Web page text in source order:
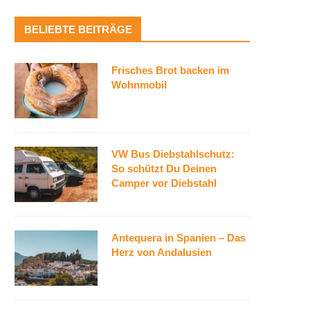
BELIEBTE BEITRÄGE
Frisches Brot backen im
Wohnmobil
VW Bus Diebstahlschutz:
So schützt Du Deinen
Camper vor Diebstahl
Antequera in Spanien – Das
Herz von Andalusien